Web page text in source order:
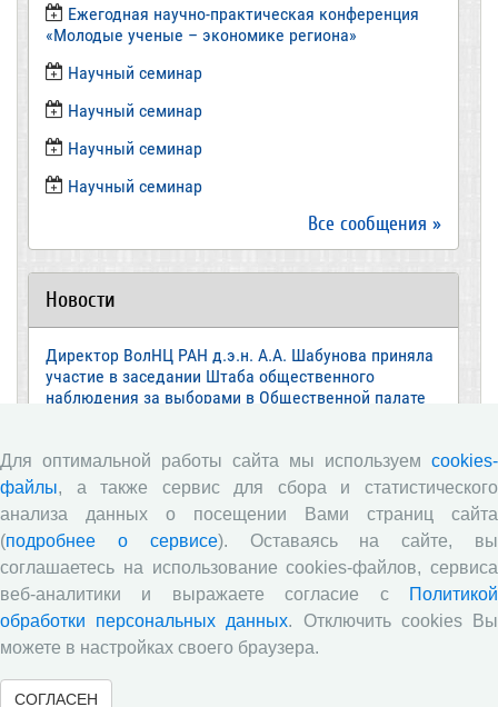
Ежегодная научно-практическая конференция
«Молодые ученые – экономике региона»
​Научный семинар
​Научный семинар
Научный семинар
​Научный семинар
Все сообщения »
Новости
Директор ВолНЦ РАН д.э.н. А.А. Шабунова приняла
участие в заседании Штаба общественного
наблюдения за выборами в Общественной палате
Опубликованы материалы X юбилейной
Всероссийской научно-практической конференции с
международным участием «Стратегия и тактика
реализации социально-экономических реформ:
национальные приоритеты и проекты»,
приуроченной к 35-летию Центра
Стратегия и тактика реализации социально-
экономических реформ: национальные приоритеты
и проекты
Опубликованы материалы XI Международной
научно-практической интернет-конференции
Для оптимальной работы сайта мы используем cookies-
файлы, а также сервис для сбора и статистического
анализа данных о посещении Вами страниц сайта
(подробнее о сервисе). Оставаясь на сайте, вы
соглашаетесь на использование cookies-файлов, сервиса
веб-аналитики и выражаете согласие с
Политикой
обработки персональных данных. Отключить cookies Вы
можете в настройках своего браузера.
СОГЛАСЕН